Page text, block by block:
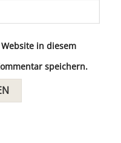
in diesem
speichern.